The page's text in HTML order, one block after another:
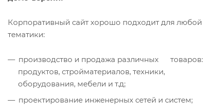
Корпоративный сайт хорошо подходит для любой
тематики:
производство и продажа различных товаров:
продуктов, стройматериалов, техники,
оборудования, мебели и т.д;
проектирование инженерных сетей и систем;